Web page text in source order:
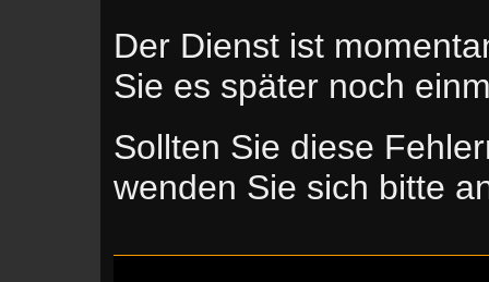
Der Dienst ist
Sie es später noch
Sollten Sie diese
wenden Sie sich bitte